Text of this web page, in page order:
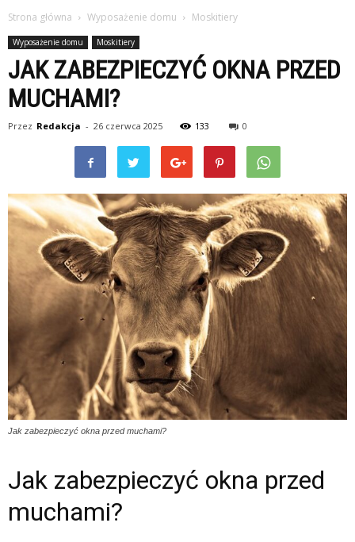
Strona główna Wyposażenie domu Moskitiery
Wyposażenie domu Moskitiery
JAK ZABEZPIECZYĆ OKNA PRZED
MUCHAMI?
Przez Redakcja - 26 czerwca 2025 133 0
Jak zabezpieczyć okna przed muchami?
Jak zabezpieczyć okna przed
muchami?